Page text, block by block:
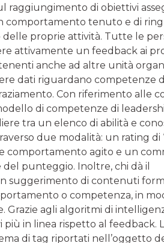
raggiungimento di obiettivi
comportamento tenuto e di
proprie attività. Tutte le
attivamente un feedback ai
anche ad altre unità
dati riguardano competenze
Con riferimento alle
di competenze di
tra un elenco di abilità e
due modalità: un rating di
comportamento agito e un
del punteggio. Inoltre, chi dà il
suggerimento di contenuti
o competenza, in
Grazie agli algoritmi di
in linea rispetto al feedback.
di tag riportati nell’oggetto